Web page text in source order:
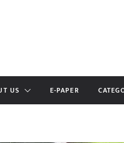
US E-PAPER